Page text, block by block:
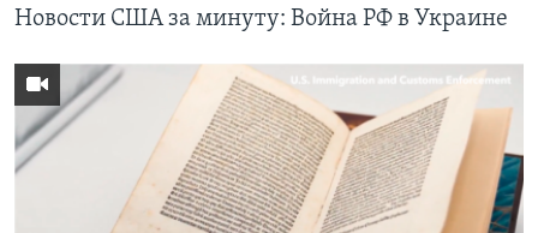
Новости США за минуту: Война РФ в Украине